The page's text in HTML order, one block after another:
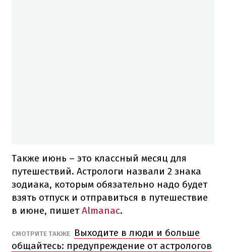
Также июнь – это классный месяц для
путешествий. Астрологи назвали 2 знака
зодиака, которым обязательно надо будет
взять отпуск и отправиться в путешествие
в июне, пишетAlmanac.
СМОТРИТЕ ТАКЖЕ
Выходите в люди и больше
общайтесь: предупреждение от астрологов